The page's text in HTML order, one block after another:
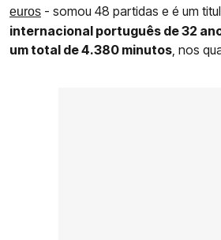
euros - somou 48 partidas e é um
internacional português de 32
um total de 4.380 minutos , nos